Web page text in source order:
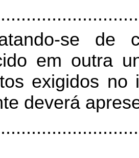
se de
em outra
exigidos
deverá